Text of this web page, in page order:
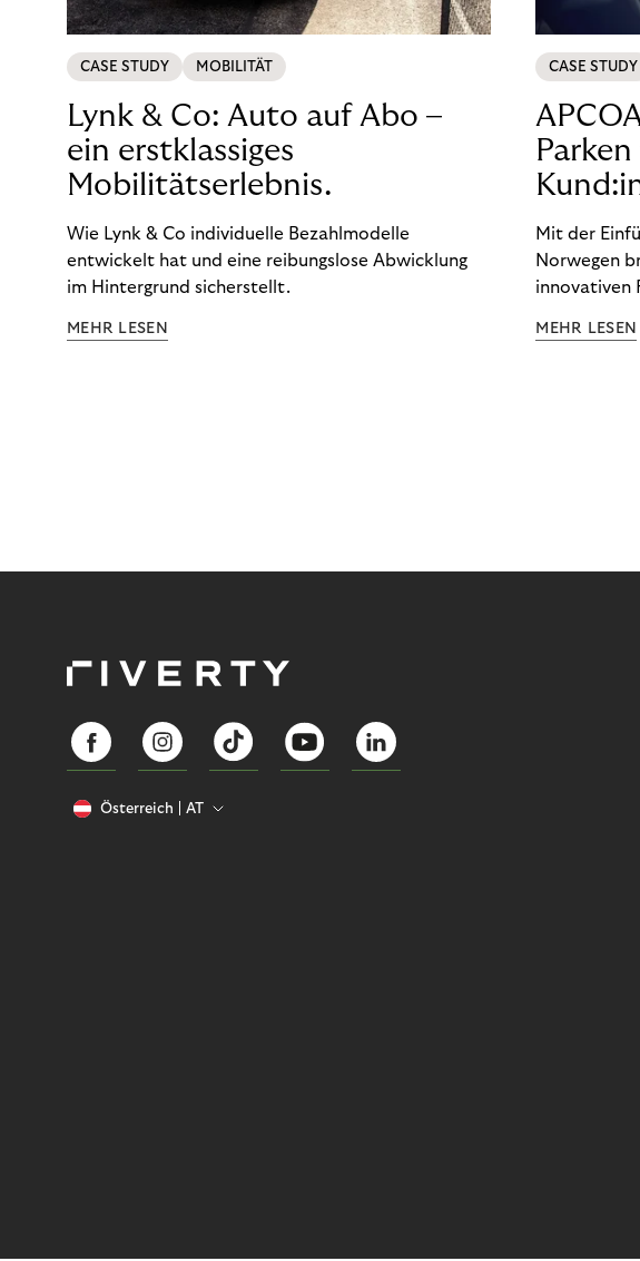
CASE STUDY MOBILITÄT
Lynk & Co: Auto auf Abo –
ein erstklassiges
Mobilitätserlebnis.
Wie Lynk & Co individuelle Bezahlmodelle
entwickelt hat und eine reibungslose Abwicklung
im Hintergrund sicherstellt.
MEHR LESEN
CASE STUDY
Mit der
Norwegen
innovativen
Erlebnis.
MEHR LESEN
Österreich AT